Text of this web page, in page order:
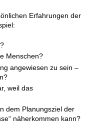
Erfahrungen der
Menschen?
angewiesen zu sein –
weil das
dem Planungsziel der
näherkommen kann?